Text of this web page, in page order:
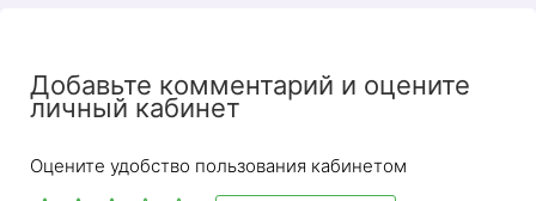
Добавьте комментарий и оцените
личный кабинет
Оцените удобство пользования кабинетом